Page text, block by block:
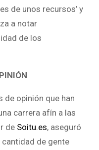
de unos recursos’ y
a notar
de los
de opinión que han
carrera afín a las
de Soitu.es, aseguró
cantidad de gente